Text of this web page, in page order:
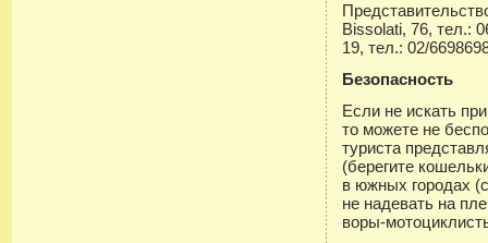
Bissolati, 76, тел.:
19, тел.: 02/
Безопасность
Если не искать
то можете не
туриста
(берегите
в южных городах
не надевать на
воры-